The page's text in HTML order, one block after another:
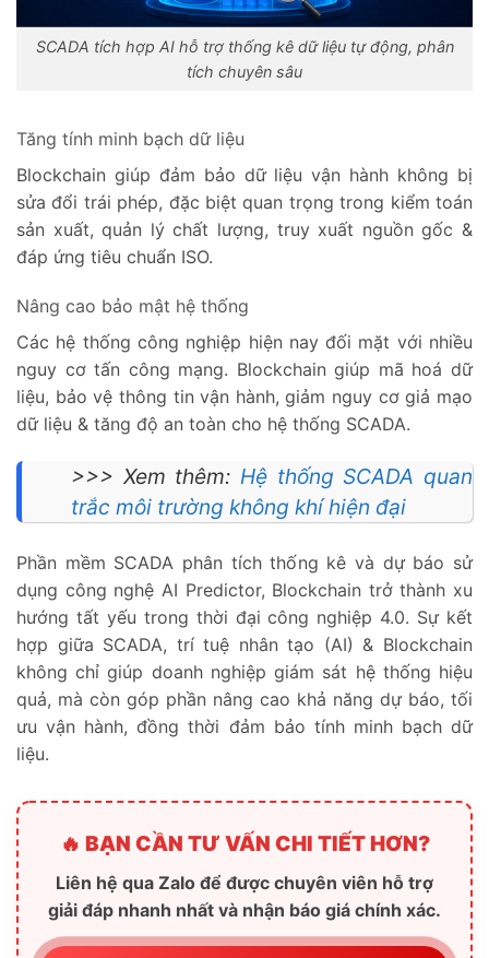
SCADA tích hợp AI hỗ trợ thống kê dữ liệu tự động, phân
tích chuyên sâu
Tăng tính minh bạch dữ liệu
Blockchain giúp đảm bảo dữ liệu vận hành không bị
sửa đổi trái phép, đặc biệt quan trọng trong kiểm toán
sản xuất, quản lý chất lượng, truy xuất nguồn gốc &
đáp ứng tiêu chuẩn ISO.
Nâng cao bảo mật hệ thống
Các hệ thống công nghiệp hiện nay đối mặt với nhiều
nguy cơ tấn công mạng. Blockchain giúp mã hoá dữ
liệu, bảo vệ thông tin vận hành, giảm nguy cơ giả mạo
dữ liệu & tăng độ an toàn cho hệ thống SCADA.
>>> Xem thêm: Hệ thống SCADA quan
trắc môi trường không khí hiện đại
Phần mềm SCADA phân tích thống kê và dự báo sử
dụng công nghệ AI Predictor, Blockchain trở thành xu
hướng tất yếu trong thời đại công nghiệp 4.0. Sự kết
hợp giữa SCADA, trí tuệ nhân tạo (AI) & Blockchain
không chỉ giúp doanh nghiệp giám sát hệ thống hiệu
quả, mà còn góp phần nâng cao khả năng dự báo, tối
ưu vận hành, đồng thời đảm bảo tính minh bạch dữ
liệu.
🔥 BẠN CẦN TƯ VẤN CHI TIẾT HƠN?
Liên hệ qua Zalo để được chuyên viên hỗ trợ
giải đáp nhanh nhất và nhận báo giá chính xác.